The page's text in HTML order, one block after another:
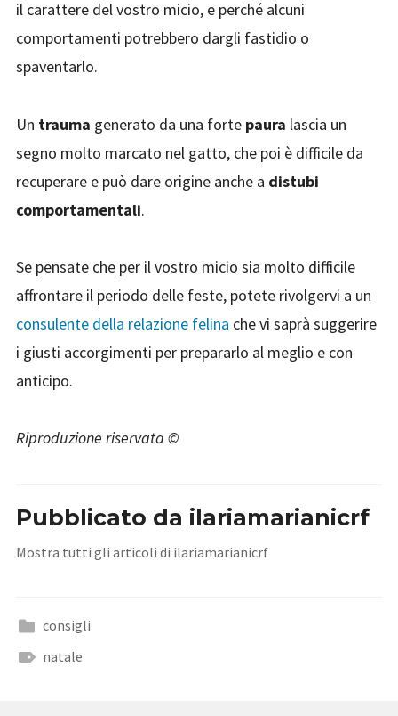
il carattere del vostro micio, e perché alcuni
comportamenti potrebbero dargli fastidio o
spaventarlo.
Un trauma generato da una forte paura lascia un
segno molto marcato nel gatto, che poi è difficile da
recuperare e può dare origine anche a distubi
comportamentali.
Se pensate che per il vostro micio sia molto difficile
affrontare il periodo delle feste, potete rivolgervi a un
consulente della relazione felina che vi saprà suggerire
i giusti accorgimenti per prepararlo al meglio e con
anticipo.
Riproduzione riservata ©
Pubblicato da ilariamarianicrf
Mostra tutti gli articoli di ilariamarianicrf
consigli
natale